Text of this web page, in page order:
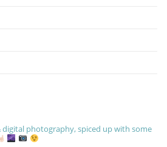
photography, spiced up with some